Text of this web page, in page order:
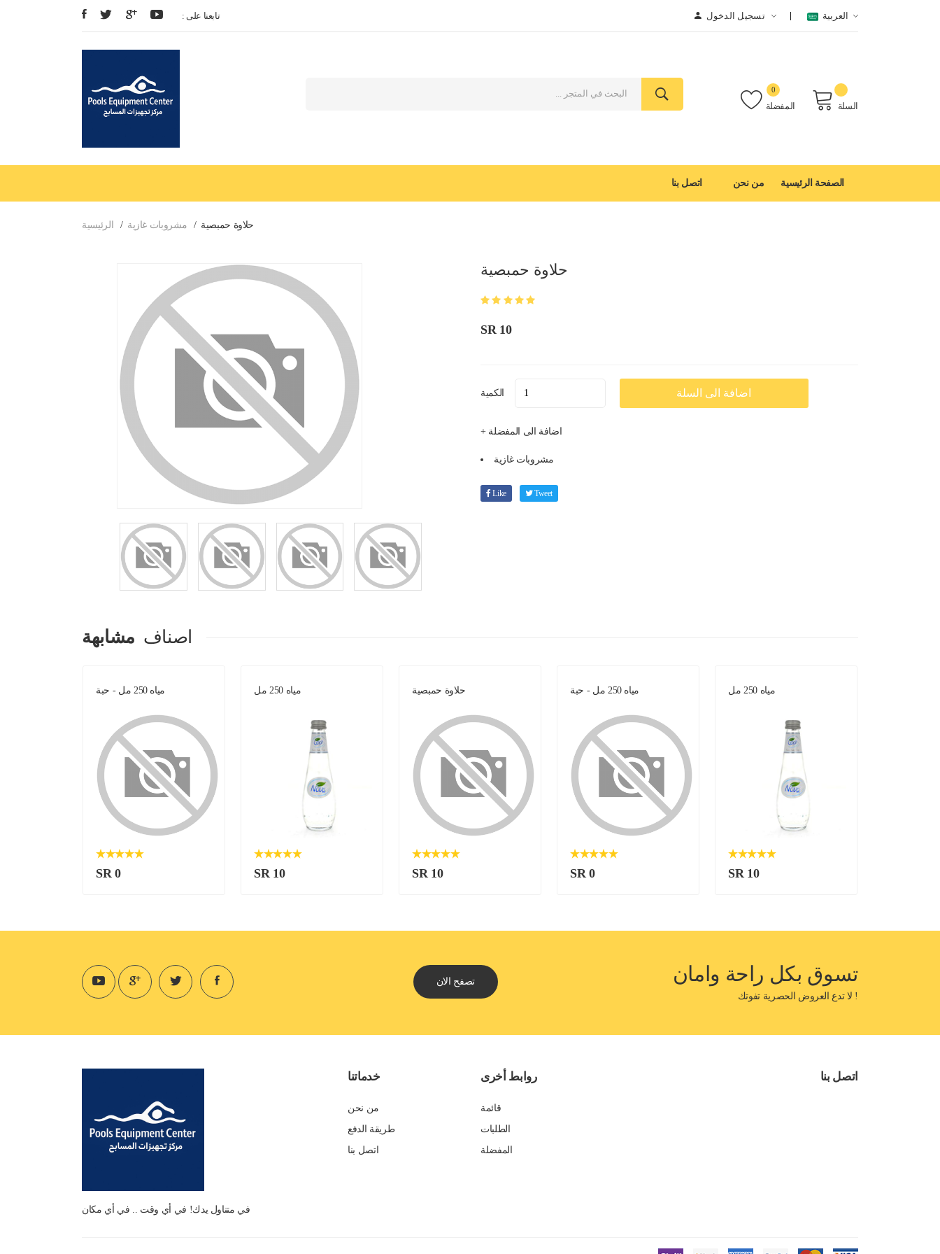
: تابعنا على تسجيل الدخول العربية
المفضلة
0
السلة
الصفحة الرئيسية من نحن اتصل بنا
الرئيسية مشروبات غازية حلاوة حمبصية
حلاوة حمبصية
SR 10
الكمية اضافة الى السلة
+ اضافة الى المفضلة
مشروبات غازية
Like Tweet
اصناف مشابهة
مياه 250 مل - حبة
SR 0
مياه 250 مل
SR 10
حلاوة حمبصية
SR 10
مياه 250 مل - حبة
SR 0
مياه 250 مل
SR 10
تسوق بكل راحة وامان
! لا تدع العروض الحصرية تفوتك
تصفح الان
في متناول يدك! في أي وقت .. في أي مكان
خدماتنا
من نحن
طريقة الدفع
اتصل بنا
روابط أخرى
قائمة
الطلبات
المفضلة
اتصل بنا